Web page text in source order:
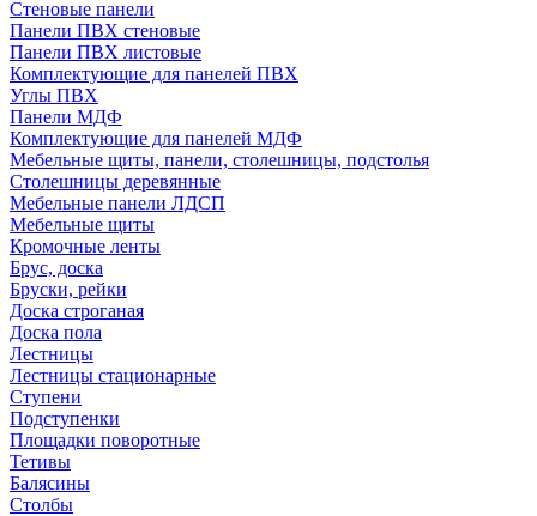
Стеновые панели
Панели ПВХ стеновые
Панели ПВХ листовые
Комплектующие для панелей ПВХ
Углы ПВХ
Панели МДФ
Комплектующие для панелей МДФ
Мебельные щиты, панели, столешницы, подстолья
Столешницы деревянные
Мебельные панели ЛДСП
Мебельные щиты
Кромочные ленты
Брус, доска
Бруски, рейки
Доска строганая
Доска пола
Лестницы
Лестницы стационарные
Ступени
Подступенки
Площадки поворотные
Тетивы
Балясины
Столбы